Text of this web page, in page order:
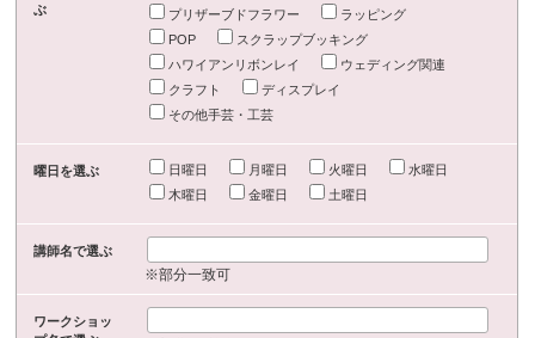
ぶ
プリザーブドフラワー
ラッピング
POP
スクラップブッキング
ハワイアンリボンレイ
ウェディング関連
クラフト
ディスプレイ
その他手芸・工芸
曜日を選ぶ 日曜日 月曜日 火曜日
水曜日
木曜日
金曜日 土曜日
講師名で選ぶ
※部分一致可
ワークショッ